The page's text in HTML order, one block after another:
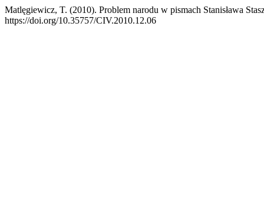
Matlęgiewicz, T. (2010). Problem narodu w pismach Stanisława
https://doi.org/10.35757/CIV.2010.12.06